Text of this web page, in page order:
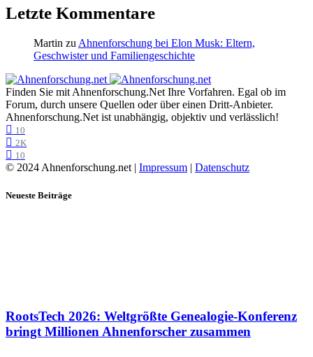
Letzte Kommentare
Martin zu Ahnenforschung bei Elon Musk: Eltern,
Geschwister und Familiengeschichte
Finden Sie mit Ahnenforschung.Net Ihre Vorfahren. Egal ob im
Forum, durch unsere Quellen oder über einen Dritt-Anbieter.
Ahnenforschung.Net ist unabhängig, objektiv und verlässlich!
10
2K
10
© 2024 Ahnenforschung.net | Impressum | Datenschutz
Neueste Beiträge
RootsTech 2026: Weltgrößte Genealogie-Konferenz
bringt Millionen Ahnenforscher zusammen